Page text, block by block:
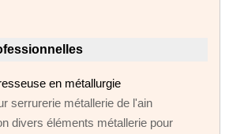
en métallurgie
serrurerie métallerie de l'ain
divers éléments métallerie pour